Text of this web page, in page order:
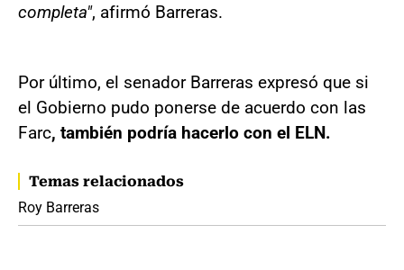
completa", afirmó Barreras.
Por último, el senador Barreras expresó que si
el Gobierno pudo ponerse de acuerdo con las
Farc, también podría hacerlo con el ELN.
Temas relacionados
Roy Barreras